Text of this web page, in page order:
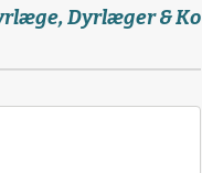
Dyrlæger & Ko